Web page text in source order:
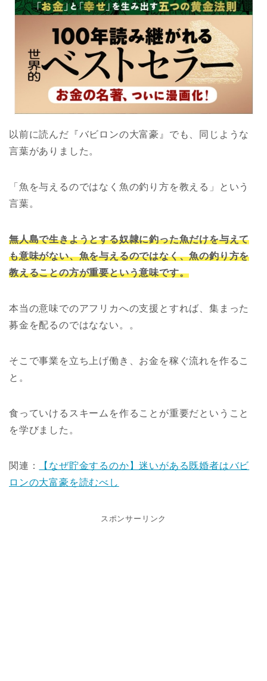
以前に読んだ『バビロンの大富豪』でも、同じような
言葉がありました。
「魚を与えるのではなく魚の釣り方を教える」という
言葉。
無人島で生きようとする奴隷に釣った魚だけを与えて
も意味がない、魚を与えるのではなく、魚の釣り方を
教えることの方が重要という意味です。
本当の意味でのアフリカへの支援とすれば、集まった
募金を配るのではなない。。
そこで事業を立ち上げ働き、お金を稼ぐ流れを作るこ
と。
食っていけるスキームを作ることが重要だということ
を学びました。
関連：
【なぜ貯金するのか】迷いがある既婚者はバビ
ロンの大富豪を読むべし
スポンサーリンク